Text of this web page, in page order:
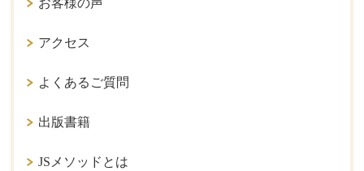
お客様の声
アクセス
よくあるご質問
出版書籍
JSメソッドとは